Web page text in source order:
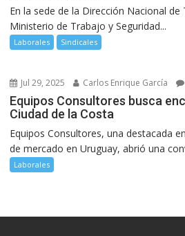
En la sede de la Dirección Nacional de
Ministerio de Trabajo y Seguridad...
Laborales Sindicales
Jul 29, 2025 Carlos Enrique García
Equipos Consultores busca
Ciudad de la Costa
Equipos Consultores, una destacada
de mercado en Uruguay, abrió una
Laborales